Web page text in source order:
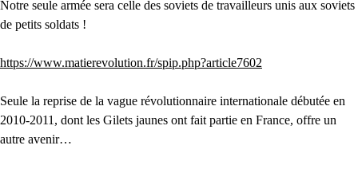
Notre seule armée sera celle des soviets de travailleurs unis aux soviets
de petits soldats !
https://www.matierevolution.fr/spip.php?article7602
Seule la reprise de la vague révolutionnaire internationale débutée en
2010-2011, dont les Gilets jaunes ont fait partie en France, offre un
autre avenir…